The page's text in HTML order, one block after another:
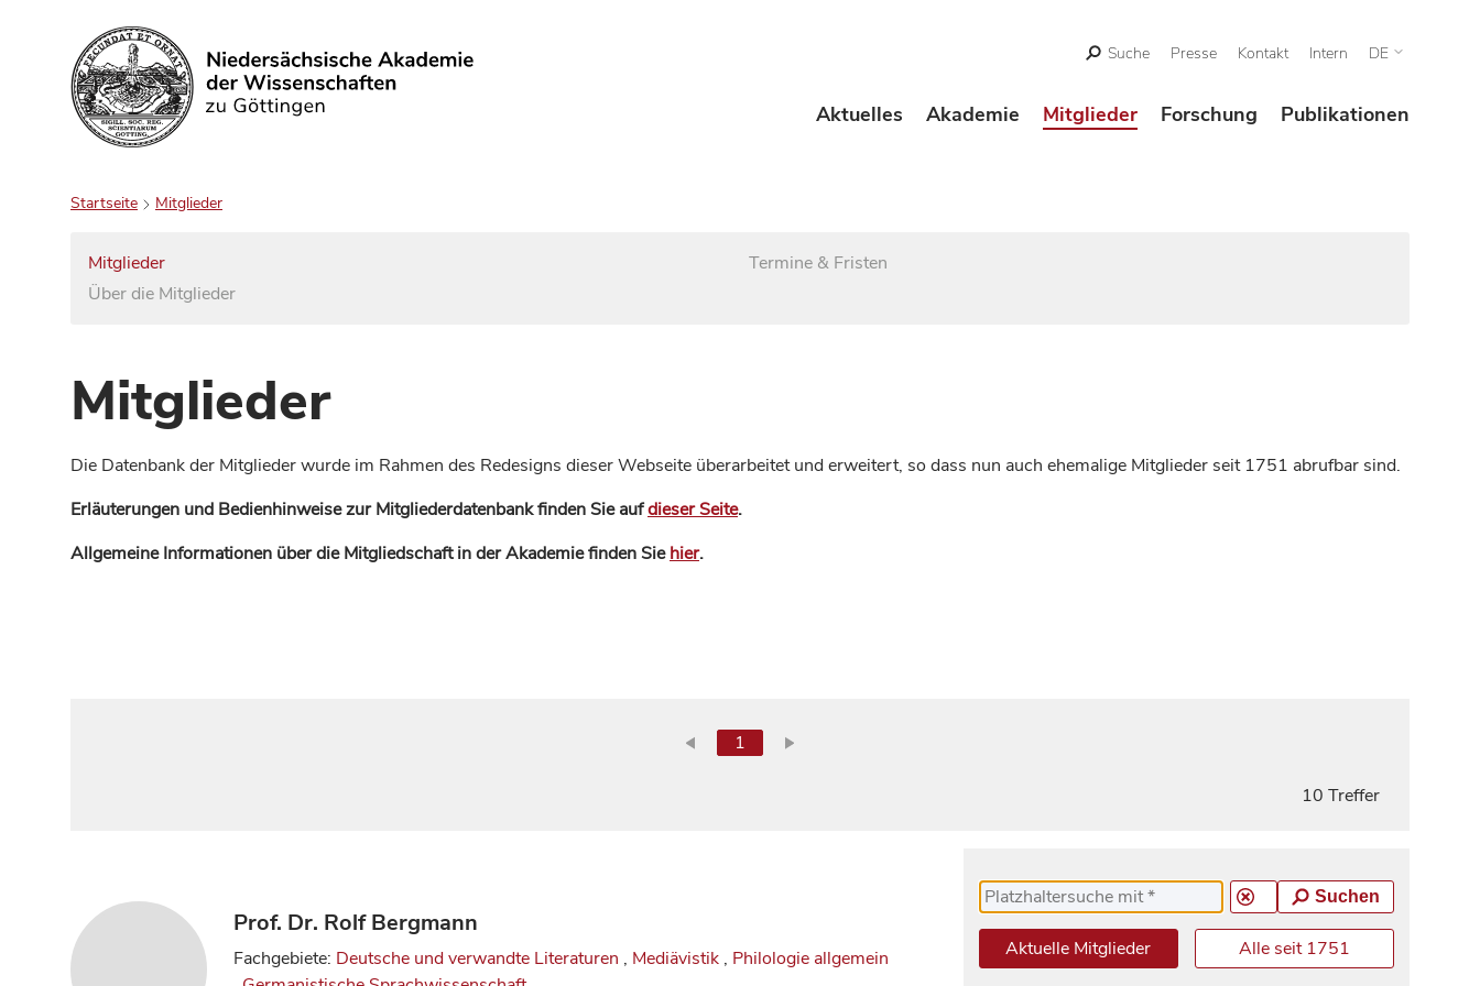
Suchen
Suche Presse Kontakt Intern DE
Aktuelles Akademie Mitglieder Forschung Publikationen
Startseite Mitglieder
Mitglieder
Über die Mitglieder
Termine & Fristen
Mitglieder
Die Datenbank der Mitglieder wurde im Rahmen des Redesigns dieser Webseite überarbeitet und erweitert, so dass nun auch ehemalige Mitglieder seit 1751 abrufbar sind.
Erläuterungen und Bedienhinweise zur Mitgliederdatenbank finden Sie aufdieser Seite.
Allgemeine Informationen über die Mitgliedschaft in der Akademie finden Siehier.
1
10 Treffer
Prof. Dr. Rolf Bergmann
Fachgebiete: Deutsche und verwandte Literaturen , Mediävistik , Philologie allgemein
Suchen
Aktuelle Mitglieder Alle seit 1751